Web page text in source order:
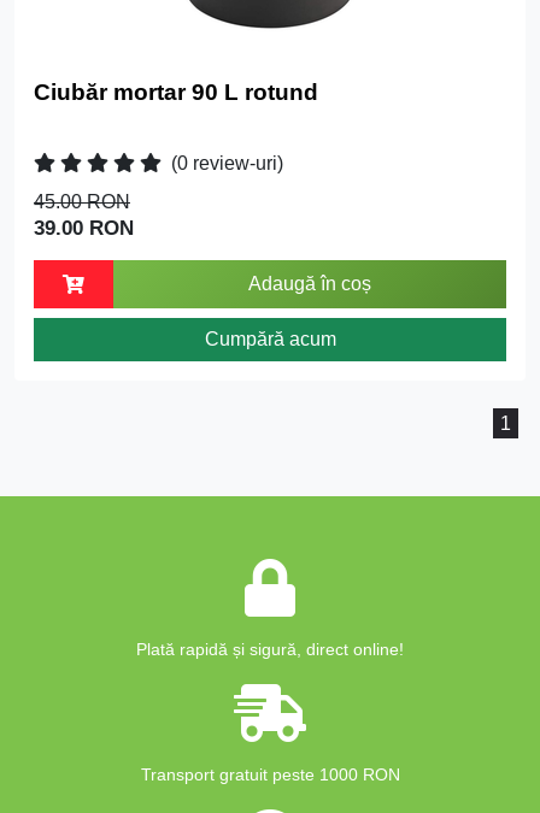
Ciubăr mortar 90 L rotund
(0 review-uri)
45.00 RON
39.00 RON
Adaugă în coș
Cumpără acum
1
Plată rapidă și sigură, direct online!
Transport gratuit peste 1000 RON